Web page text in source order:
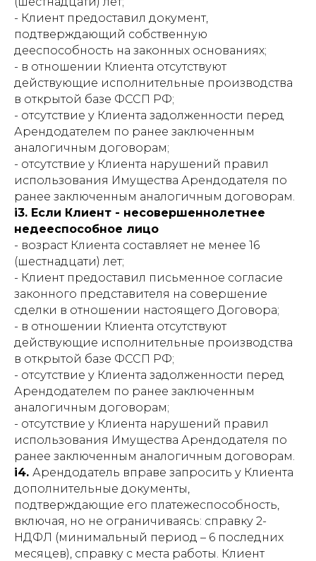
- Клиент предоставил документ,
подтверждающий собственную
дееспособность на законных основаниях;
- в отношении Клиента отсутствуют
действующие исполнительные производства
в открытой базе ФССП РФ;
- отсутствие у Клиента задолженности перед
Арендодателем по ранее заключенным
аналогичным договорам;
- отсутствие у Клиента нарушений правил
использования Имущества Арендодателя по
ранее заключенным аналогичным договорам.
i3. Если Клиент - несовершеннолетнее
недееспособное лицо
- возраст Клиента составляет не менее 16
(шестнадцати) лет;
- Клиент предоставил письменное согласие
законного представителя на совершение
сделки в отношении настоящего Договора;
- в отношении Клиента отсутствуют
действующие исполнительные производства
в открытой базе ФССП РФ;
- отсутствие у Клиента задолженности перед
Арендодателем по ранее заключенным
аналогичным договорам;
- отсутствие у Клиента нарушений правил
использования Имущества Арендодателя по
ранее заключенным аналогичным договорам.
i4. Арендодатель вправе запросить у Клиента
дополнительные документы,
подтверждающие его платежеспособность,
включая, но не ограничиваясь: справку 2-
НДФЛ (минимальный период – 6 последних
месяцев), справку с места работы. Клиент